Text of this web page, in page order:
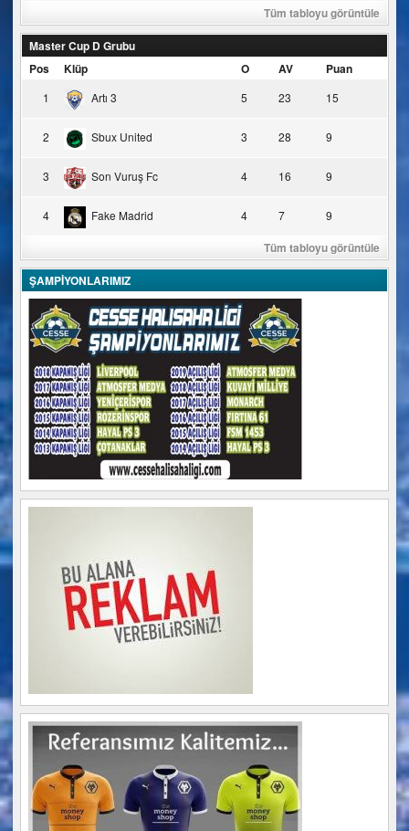
Tüm tabloyu görüntüle
Master Cup D Grubu
Pos
Klüp O AV Puan
1 Artı 3 5 23 15
2 Sbux United 3 28 9
3 Son Vuruş Fc 4 16 9
4 Fake Madrid 4 7 9
Tüm tabloyu görüntüle
ŞAMPİYONLARIMIZ